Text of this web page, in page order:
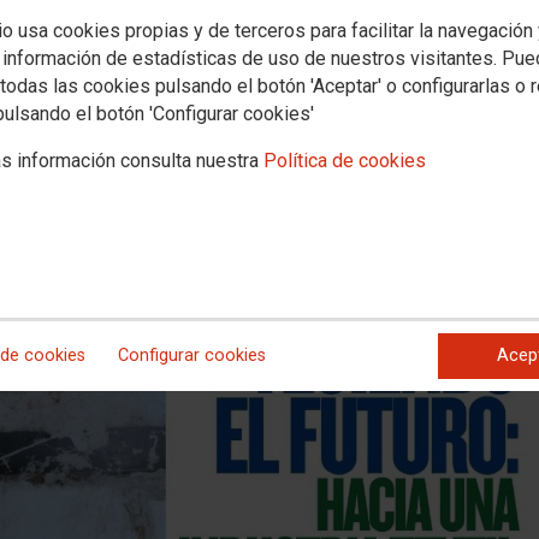
usa cookies propias y de terceros para facilitar la navegación
de estadísticas de uso de nuestros visitantes.
las cookies pulsando el botón 'Aceptar' o configurarlas o
el botón 'Configurar cookies'
información consulta nuestra Política de cookies
cookies Configurar cookies
una Industria Textil sostenible
Alicante, la tercera de las Jornadas de “Tejiendo Futuro”,
Ampliada del Productor (RAP) en el sector del textil y del